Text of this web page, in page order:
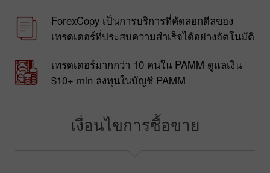
ForexCopy เป็นการบริการที่คัดลอกดีลของ
เทรดเดอร์ที่ประสบความสำเร็จได้อย่างอัตโนมัติ
เทรดเดอร์มากกว่า 10 คนใน PAMM ดูแลเงิน
$10+ mln ลงทุนในบัญชี PAMM
เงื่อนไขการซื้อขาย